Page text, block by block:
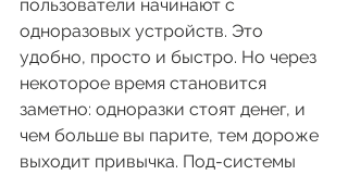
пользователи начинают с
одноразовых устройств. Это
удобно, просто и быстро. Но через
некоторое время становится
заметно: одноразки стоят денег, и
чем больше вы парите, тем дороже
выходит привычка. Под-системы